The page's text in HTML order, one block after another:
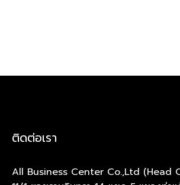
ติดต่อเรา
All Business Center Co.,Ltd (Head